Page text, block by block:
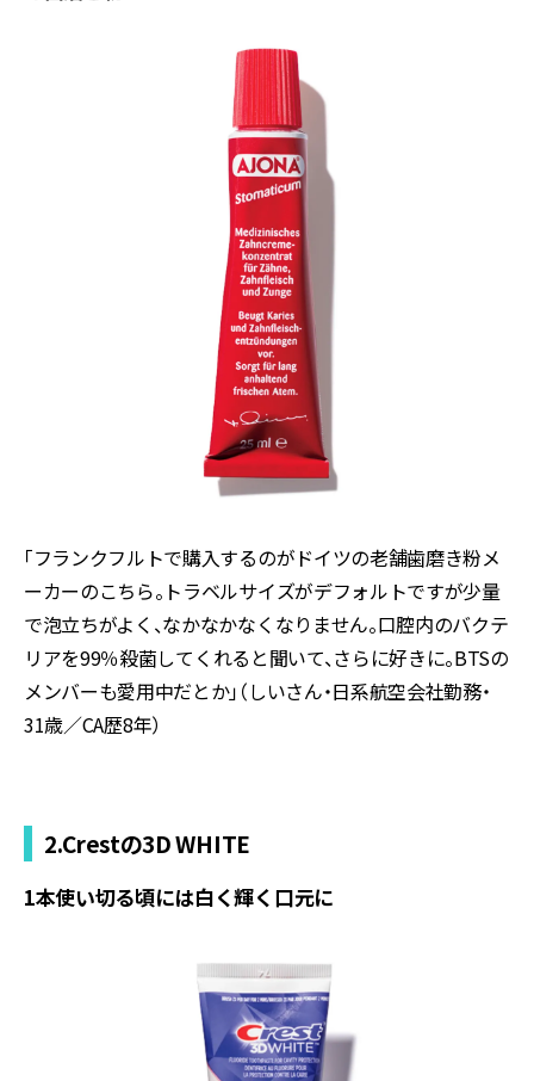
「フランクフルトで購入するのがドイツの老舗歯磨き粉メ
ーカーのこちら。トラベルサイズがデフォルトですが少量
で泡立ちがよく、なかなかなくなりません。口腔内のバクテ
リアを99％殺菌してくれると聞いて、さらに好きに。BTSの
メンバーも愛用中だとか」（しいさん・日系航空会社勤務・
31歳／CA歴8年）
2.Crestの3D WHITE
1本使い切る頃には白く輝く口元に